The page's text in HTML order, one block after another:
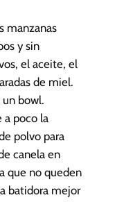
manzanas
y sin
el aceite, el
de miel.
un bowl.
a poco la
polvo para
canela en
que no queden
batidora mejor